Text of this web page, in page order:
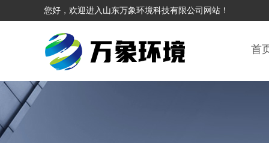
您好，欢迎进入山东万象环境科技有限公司网站！
首